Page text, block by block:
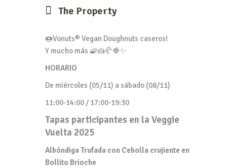
The Property
🍩Vonuts® Vegan Doughnuts caseros!
Y mucho más 🧇🍰🥐🍓✨
HORARIO
De miércoles (05/11) a sábado (08/11)
11:00-14:00 / 17:00-19:30
Tapas participantes en la Veggie
Vuelta 2025
Albóndiga Trufada con Cebolla crujiente en
Bollito Brioche